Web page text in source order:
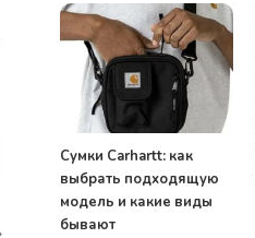
Сумки Carhartt: как
выбрать подходящую
модель и какие виды
бывают